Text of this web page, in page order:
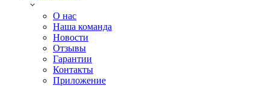
О нас
Наша команда
Новости
Отзывы
Гарантии
Контакты
Приложение